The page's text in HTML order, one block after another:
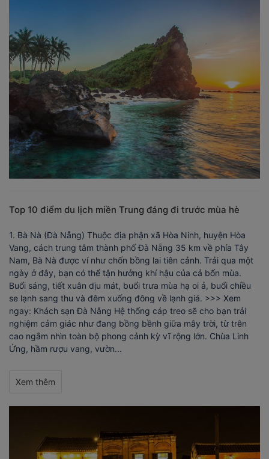
Top 10 điểm du lịch miền Trung đáng đi trước mùa hè
1. Bà Nà (Đà Nẵng) Thuộc địa phận xã Hòa Ninh, huyện Hòa
Vang, cách trung tâm thành phố Đà Nẵng 35 km về phía Tây
Nam, Bà Nà được ví như chốn bồng lai tiên cảnh. Trải qua một
ngày ở đây, bạn có thể tận hưởng khí hậu của cả bốn mùa.
Buổi sáng, tiết xuân dịu mát, buổi trưa mùa hạ oi ả, buổi chiều
se lạnh sang thu và đêm xuống đông về lạnh giá. >>> Xem
ngay: Khách sạn Đà Nẵng Hệ thống cáp treo sẽ cho bạn trải
nghiệm cảm giác như đang bồng bềnh giữa mây trời, từ trên
cao ngắm nhìn toàn bộ phong cảnh kỳ vĩ rộng lớn. Chùa Linh
Ứng, hầm rượu vang, vườn...
Xem thêm